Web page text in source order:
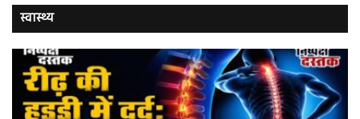
स्वास्थ्य